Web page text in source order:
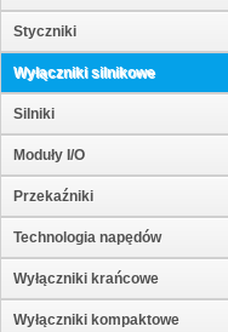
Styczniki
Wyłączniki silnikowe
Silniki
Moduły I/O
Przekaźniki
Technologia napędów
Wyłączniki krańcowe
Wyłączniki kompaktowe